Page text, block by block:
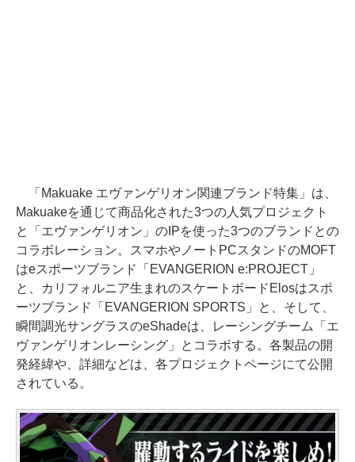
「Makuake エヴァンゲリオン関連ブランド特集」は、
Makuakeを通じて商品化された3つの人気プロジェクト
と「エヴァンゲリオン」のIPを使った3つのブランドとの
コラボレーション。スマホやノートPCスタンドのMOFT
はeスポーツブランド「EVANGERION e:PROJECT」
と、カリフォルニア生まれのスケートボードElosはスポ
ーツブランド「EVANGERION SPORTS」と、そして、
瞬間調光サングラスのeShadeは、レーシングチーム「エ
ヴァンゲリオンレーシング」とコラボする。各製品の開
発経緯や、詳細などは、各プロジェクトページにて公開
されている。